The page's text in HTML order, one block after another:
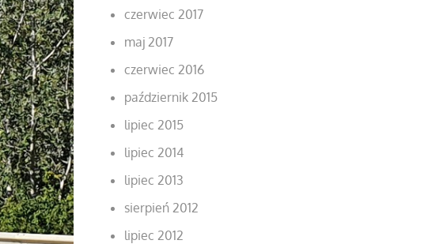
czerwiec 2017
maj 2017
czerwiec 2016
październik 2015
lipiec 2015
lipiec 2014
lipiec 2013
sierpień 2012
lipiec 2012